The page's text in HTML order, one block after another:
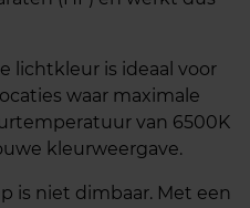
lichtkleur is ideaal voor
waar maximale
van 6500K
kleurweergave.
is niet dimbaar. Met een